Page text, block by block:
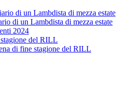
di un Lambdista di mezza estate
di un Lambdista di mezza estate
2024
del RILL
di fine stagione del RILL